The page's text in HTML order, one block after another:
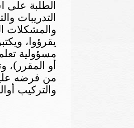
الطلبة على
التدريبات
والمشكلات
يقرؤوا،
مسؤولية
أو المقرر)،
من فرضه
والتركيب